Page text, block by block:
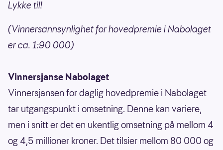
Lykke til!
(Vinnersannsynlighet for hovedpremie i Nabolaget
er ca. 1:90 000)
Vinnersjanse Nabolaget
Vinnersjansen for daglig hovedpremie i Nabolaget
tar utgangspunkt i omsetning. Denne kan variere,
men i snitt er det en ukentlig omsetning på mellom 4
og 4,5 millioner kroner. Det tilsier mellom 80 000 og